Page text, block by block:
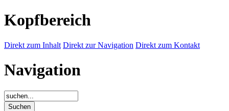
Kopfbereich
Direkt zum Inhalt Direkt zur Navigation Direkt zum Kontakt
Navigation